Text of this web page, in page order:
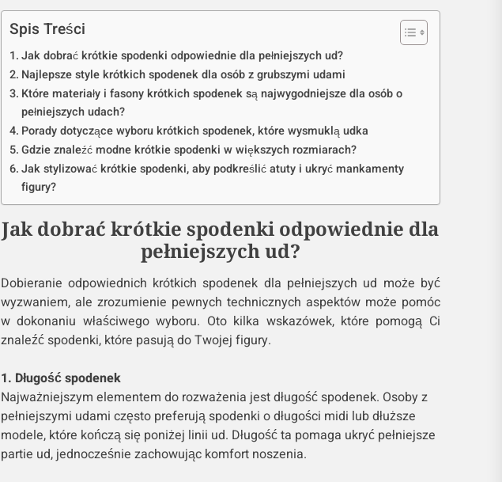
Spis Treści
Jak dobrać krótkie spodenki odpowiednie dla pełniejszych ud?
Najlepsze style krótkich spodenek dla osób z grubszymi udami
Które materiały i fasony krótkich spodenek są najwygodniejsze dla osób o
pełniejszych udach?
Porady dotyczące wyboru krótkich spodenek, które wysmuklą udka
Gdzie znaleźć modne krótkie spodenki w większych rozmiarach?
Jak stylizować krótkie spodenki, aby podkreślić atuty i ukryć mankamenty
figury?
Jak dobrać krótkie spodenki odpowiednie dla
pełniejszych ud?
Dobieranie odpowiednich krótkich spodenek dla pełniejszych ud może być
wyzwaniem, ale zrozumienie pewnych technicznych aspektów może pomóc
w dokonaniu właściwego wyboru. Oto kilka wskazówek, które pomogą Ci
znaleźć spodenki, które pasują do Twojej figury.
1. Długość spodenek
Najważniejszym elementem do rozważenia jest długość spodenek. Osoby z
pełniejszymi udami często preferują spodenki o długości midi lub dłuższe
modele, które kończą się poniżej linii ud. Długość ta pomaga ukryć pełniejsze
partie ud, jednocześnie zachowując komfort noszenia.